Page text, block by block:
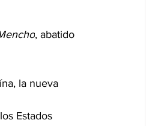
, abatido
la nueva
Estados